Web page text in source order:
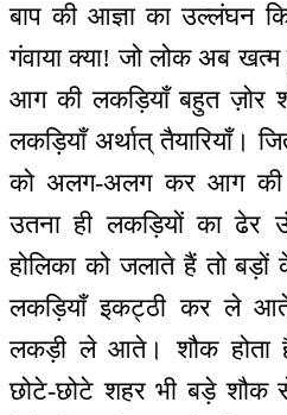
बाप की आज्ञा का उल्लंघन
गंवाया क्या! जो लोक अब
आग की लकड़ियाँ बहुत ज़ोर
लकड़ियाँ अर्थात् तैयारियाँ।
को अलग-अलग कर आग की
उतना ही लकड़ियों का ढेर
होलिका को जलाते हैं तो
लकड़ियाँ इकट्ठी कर ले
लकड़ी ले आते। शौक
छोटे-छोटे शहर भी बड़े शौक